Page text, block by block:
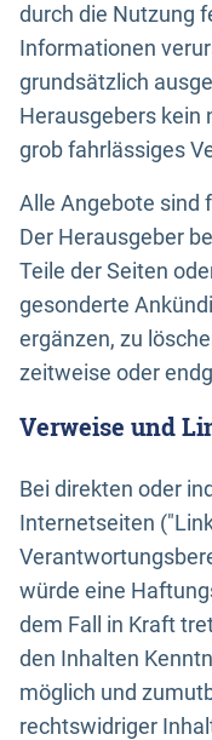
durch die Nutzung
Informationen
grundsätzlich
Herausgebers kein
grob fahrlässiges
Alle Angebote sind
Der Herausgeber
Teile der Seiten
gesonderte
ergänzen, zu
zeitweise oder
Verweise und
Bei direkten oder
Internetseiten
würde eine
dem Fall in Kraft
den Inhalten
möglich und
rechtswidriger